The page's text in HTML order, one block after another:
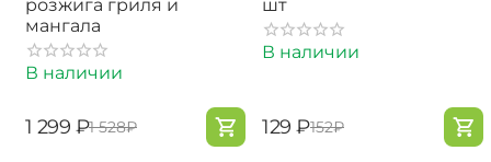
розжига гриля и
мангала
В наличии
‍1 299‍ ₽‍1 528‍₽
шт
В наличии
‍129‍ ₽‍152‍₽